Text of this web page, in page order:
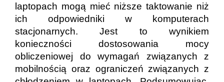
laptopach mogą mieć niższe taktowanie niż
ich odpowiedniki w komputerach
stacjonarnych. Jest to wynikiem
konieczności dostosowania mocy
obliczeniowej do wymagań związanych z
mobilnością oraz ograniczeń związanych z